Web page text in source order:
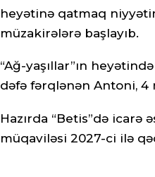
heyətinə qatmaq
müzakirələrə başlayıb.
“Ağ-yaşıllar”ın
dəfə fərqlənən Antoni, 4
Hazırda “Betis”də icarə
müqaviləsi 2027-ci ilə